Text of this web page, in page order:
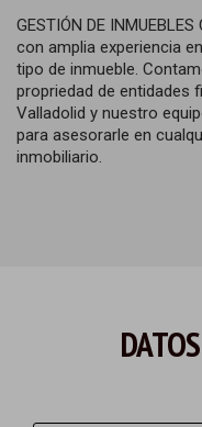
GESTIÓN DE
con amplia experiencia
tipo de inmueble.
propriedad de entidades
Valladolid y nuestro
para asesorarle en
inmobiliario.